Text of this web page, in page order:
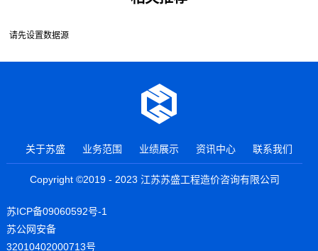
请先设置数据源
关于苏盛 业务范围 业绩展示 资讯中心 联系我们
Copyright ©2019 - 2023 江苏苏盛工程造价咨询有限公司
苏ICP备09060592号-1
苏公网安备
32010402000713号